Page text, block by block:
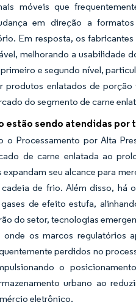
móveis que
em direção a
Em resposta, os
melhorando a usabilidade
e segundo nível,
produtos enlatados de
do segmento de carne
estão sendo atendidas por
Processamento por Alta
de carne enlatada ao
seu alcance para
de frio. Além disso, há
de efeito estufa,
do setor, tecnologias
os marcos regulatórios
perdidos no
o
urbano ao
eletrônico.